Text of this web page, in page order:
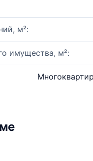
м²:
имущества, м²: